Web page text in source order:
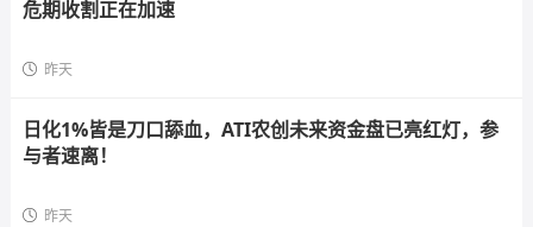
危期收割正在加速
昨天
日化1%皆是刀口舔血，ATI农创未来资金盘已亮红灯，参
与者速离！
昨天